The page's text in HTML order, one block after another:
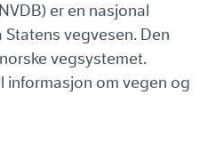
er en nasjonal
vegvesen. Den
vegsystemet.
informasjon om vegen og